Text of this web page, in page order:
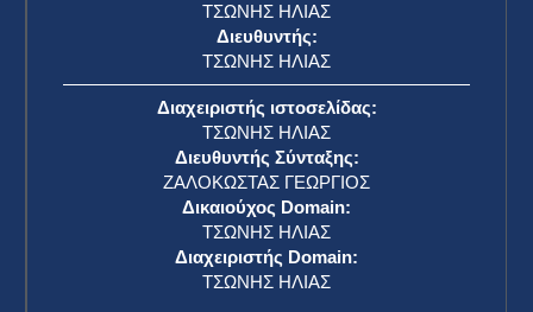
ΤΣΩΝΗΣ ΗΛΙΑΣ
Διευθυντής:
ΤΣΩΝΗΣ ΗΛΙΑΣ
Διαχειριστής ιστοσελίδας:
ΤΣΩΝΗΣ ΗΛΙΑΣ
Διευθυντής Σύνταξης:
ΖΑΛΟΚΩΣΤΑΣ ΓΕΩΡΓΙΟΣ
Δικαιούχος Domain:
ΤΣΩΝΗΣ ΗΛΙΑΣ
Διαχειριστής Domain:
ΤΣΩΝΗΣ ΗΛΙΑΣ